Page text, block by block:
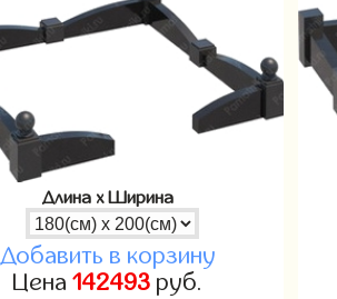
Длина x Ширина
Добавить в корзину
Цена142493 руб.